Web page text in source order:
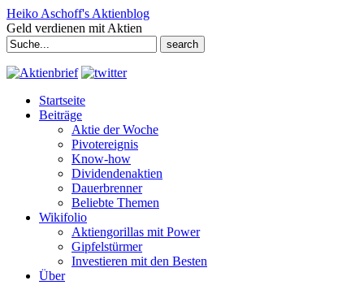
Heiko Aschoff's Aktienblog
Geld verdienen mit Aktien
Search
for:
Startseite
Beiträge
Aktie der Woche
Pivotereignis
Know-how
Dividendenaktien
Dauerbrenner
Beliebte Themen
Wikifolio
Aktiengorillas mit Power
Gipfelstürmer
Investieren mit den Besten
Über